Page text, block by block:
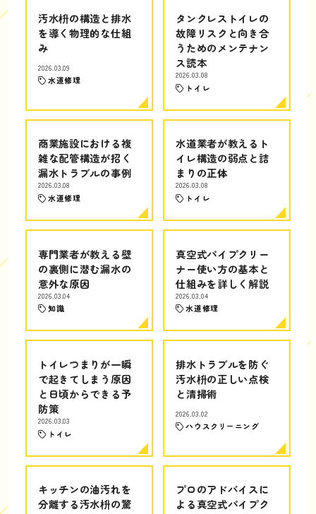
汚水枡の構造と排水
を導く物理的な仕組
み
2026.03.09
水道修理
タンクレストイレの
故障リスクと向き合
うためのメンテナン
ス読本
2026.03.08
トイレ
商業施設における複
雑な配管構造が招く
漏水トラブルの事例
2026.03.08
水道修理
水道業者が教えるト
イレ構造の弱点と詰
まりの正体
2026.03.08
トイレ
専門業者が教える壁
の裏側に潜む漏水の
意外な原因
2026.03.04
知識
真空式パイプクリー
ナー使い方の基本と
仕組みを詳しく解説
2026.03.04
水道修理
トイレつまりが一瞬
で起きてしまう原因
と日頃からできる予
防策
2026.03.03
トイレ
排水トラブルを防ぐ
汚水枡の正しい点検
と清掃術
2026.03.02
ハウスクリーニング
キッチンの油汚れを
分離する汚水枡の驚
プロのアドバイスに
よる真空式パイプク